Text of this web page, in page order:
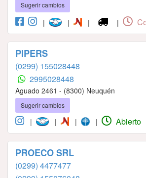
Sugerir cambios
| | | |
PIPERS
(0299) 155028448
2995028448
Aguado 2461 - (8300) Neuquén
Sugerir cambios
| | | | Abierto
PROECO SRL
(0299) 4477477